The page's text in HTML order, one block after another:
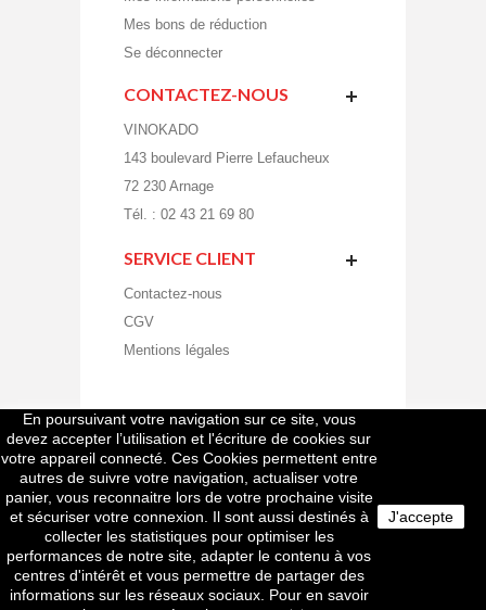
Mes bons de réduction
Se déconnecter
CONTACTEZ-NOUS
VINOKADO
143 boulevard Pierre Lefaucheux
72 230 Arnage
Tél. : 02 43 21 69 80
SERVICE CLIENT
Contactez-nous
CGV
Mentions légales
En poursuivant votre navigation sur ce site, vous
devez accepter l’utilisation et l'écriture de cookies sur
votre appareil connecté. Ces Cookies permettent entre
autres de suivre votre navigation, actualiser votre
panier, vous reconnaitre lors de votre prochaine visite
et sécuriser votre connexion. Il sont aussi destinés à
collecter les statistiques pour optimiser les
performances de notre site, adapter le contenu à vos
centres d'intérêt et vous permettre de partager des
informations sur les réseaux sociaux. Pour en savoir
J'accepte
Facebook
Twitter
VINOKADO Plan de site
Newsletter
L'abus d'alcool est dangereux pour la santé. A
consommer avec modération.